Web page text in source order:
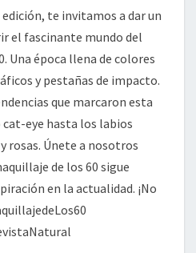
LUCIR
COMO
UNA
AUTÉNTICA
DIVA
edición, te invitamos a dar un
el fascinante mundo del
Una época llena de colores
y pestañas de impacto.
que marcaron esta
cat-eye hasta los labios
rosas. Únete a nosotros
de los 60 sigue
en la actualidad. ¡No